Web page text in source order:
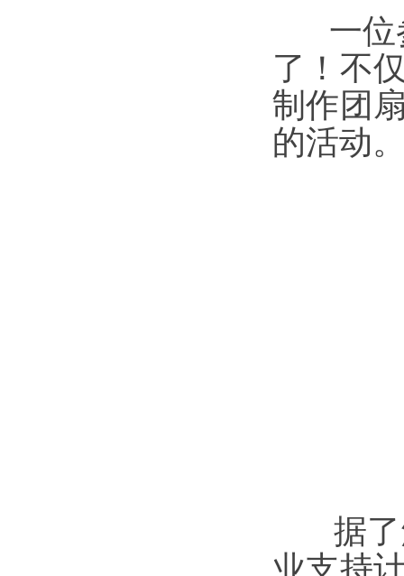
一位
了！不
制作团
的活动
据了
业支持